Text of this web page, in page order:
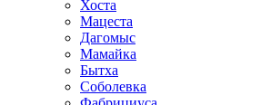
Хоста
Мацеста
Дагомыс
Мамайка
Бытха
Соболевка